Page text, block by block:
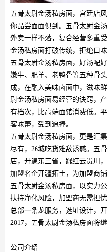
五骨太尉金汤私房面，宫廷店
你品尝面面俱到。五骨太尉金
外卖一样不落，复合经营多重
金汤私房面打破传统，拒绝口
五骨太尉金汤私房面，好汤配
嫩牛、肥羊、老鸭骨等五种骨
成，在融入美味卤面中，滋味
尉金汤私房面易经营的诀窍，
有档次，比高端面馆消费低。
客味蕾，受到追捧。
五骨太尉金汤私房面，更是汇
尽有，26城吃货难敌诱惑。五
店，开遍东三省，蹿红云贵川
加盟名企开疆拓土，为加盟商
五骨太尉金汤私房面，以实力
扶持净化风险，加盟商无需担
总部一条龙服务，选址设计，
2017，五骨太尉金汤私房面将
公司介绍